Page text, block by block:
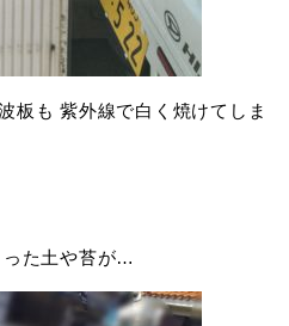
板も 紫外線で白く焼けてしま
った土や苔が…